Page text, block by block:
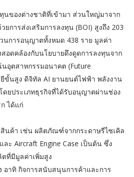
นของต่างชาติที่เข้ามา ส่วนใหญ่มาจาก
การส่งเสริมการลงทุน (BOI) สูงถึง 203
นการอนุญาตทั้งหมด 438 ราย มูลค่า
อดคล้องกับนโยบายดึงดูดการลงทุนจาก
อุตสาหกรรมอนาคต (Future
ขั้นสูง ดิจิทัล AI ยานยนต์ไฟฟ้า พลังงาน
ดยประเภทธุรกิจที่ได้รับอนุญาตผ่านช่อง
ได้แก่
สินค้า เช่น ผลิตภัณฑ์จากกระดาษรีไซเคิล
ะ Aircraft Engine Case เป็นต้น ซึ่ง
ที่มีมูลค่าเพิ่มสูง
อาทิ กิจการสนับสนุนการค้าและการ